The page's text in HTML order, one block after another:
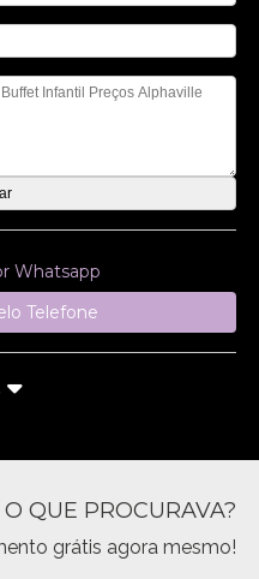
Whatsapp
Telefone
QUE PROCURAVA?
grátis agora mesmo!